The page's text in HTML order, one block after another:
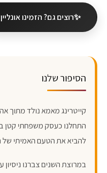
✨רוצים גם? הזמינו אונליין
הסיפור שלנו
קייטרינג מאמא נולד מתוך
התחלנו כעסק משפחתי קטן
להביא את הטעם האמיתי של
במרוצת השנים צברנו